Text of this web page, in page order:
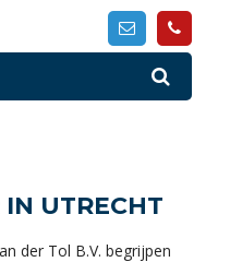
UTRECHT
der Tol B.V. begrijpen